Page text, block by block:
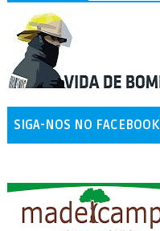
SIGA-NOS NO FACEBOOK